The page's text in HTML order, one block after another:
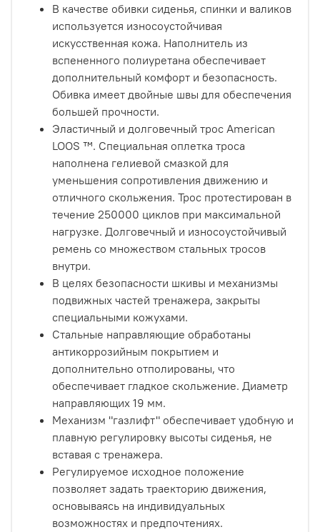
В качестве обивки сиденья, спинки и валиков
используется износоустойчивая
искусственная кожа. Наполнитель из
вспененного полиуретана обеспечивает
дополнительный комфорт и безопасность.
Обивка имеет двойные швы для обеспечения
большей прочности.
Эластичный и долговечный трос American
LOOS ™. Специальная оплетка троса
наполнена гелиевой смазкой для
уменьшения сопротивления движению и
отличного скольжения. Трос протестирован в
течение 250000 циклов при максимальной
нагрузке. Долговечный и износоустойчивый
ремень со множеством стальных тросов
внутри.
В целях безопасности шкивы и механизмы
подвижных частей тренажера, закрыты
специальными кожухами.
Стальные направляющие обработаны
антикоррозийным покрытием и
дополнительно отполированы, что
обеспечивает гладкое скольжение. Диаметр
направляющих 19 мм.
Механизм "газлифт" обеспечивает удобную и
плавную регулировку высоты сиденья, не
вставая с тренажера.
Регулируемое исходное положение
позволяет задать траекторию движения,
основываясь на индивидуальных
возможностях и предпочтениях.